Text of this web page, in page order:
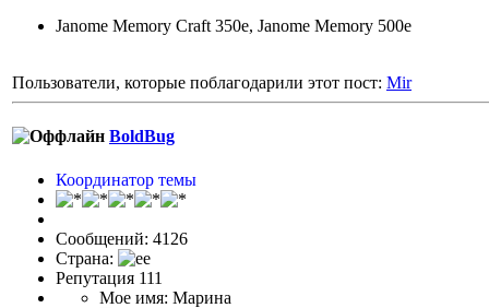
Janome Memory Craft 350e, Janome Memory 500e
Пользователи, которые поблагодарили этот пост: Mir
BoldBug
Координатор темы
Сообщений: 4126
Страна:
Репутация 111
Мое имя: Марина